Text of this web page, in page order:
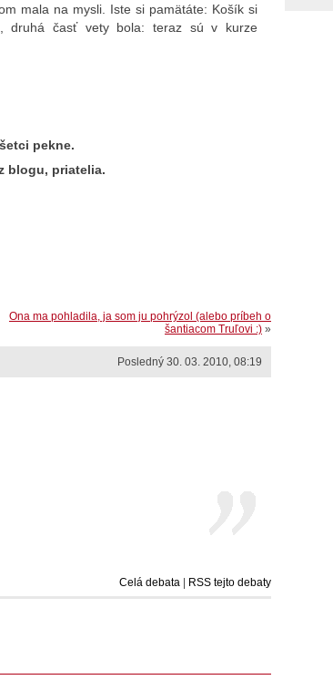
mala na mysli. Iste si pamätáte: Košík si
druhá časť vety bola: teraz sú v kurze
pekne.
blogu, priatelia.
Ona ma pohladila, ja som ju pohrýzol (alebo príbeh o
šantiacom Truľovi :) »
Posledný 30. 03. 2010, 08:19
Celá debata | RSS tejto debaty